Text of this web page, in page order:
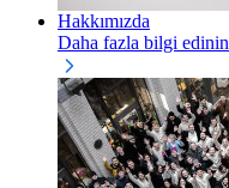
Hakkımızda
Daha fazla bilgi edinin